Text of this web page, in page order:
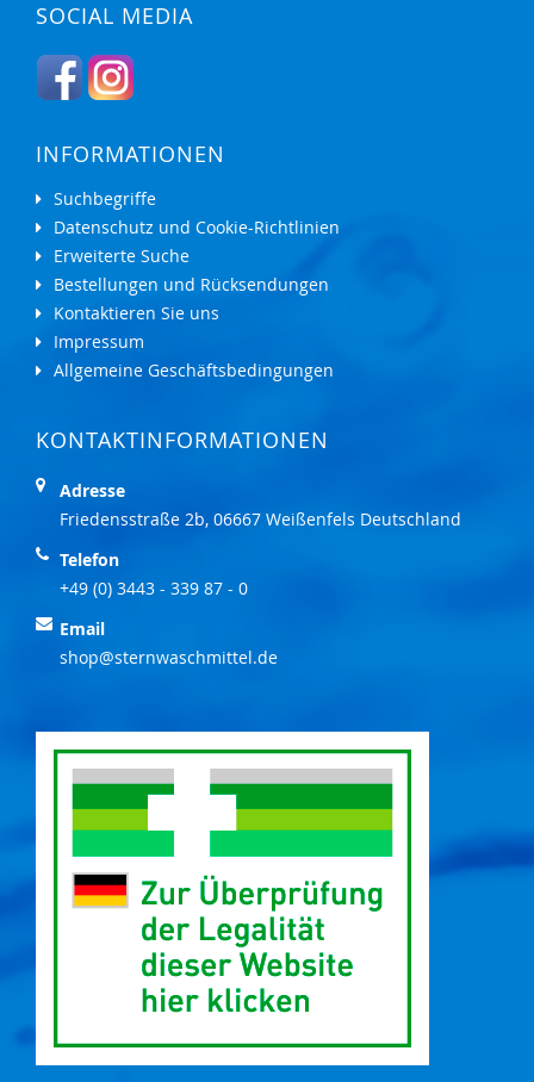
SOCIAL MEDIA
INFORMATIONEN
Suchbegriffe
Datenschutz und Cookie-Richtlinien
Erweiterte Suche
Bestellungen und Rücksendungen
Kontaktieren Sie uns
Impressum
Allgemeine Geschäftsbedingungen
KONTAKTINFORMATIONEN
Adresse
Friedensstraße 2b, 06667 Weißenfels Deutschland
Telefon
+49 (0) 3443 - 339 87 - 0
Email
shop@sternwaschmittel.de